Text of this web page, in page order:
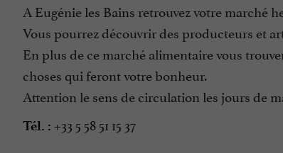
A Eugénie les Bains retrouvez votre marché
Vous pourrez découvrir des producteurs et
En plus de ce marché alimentaire vous
choses qui feront votre bonheur.
Attention le sens de circulation les jours de
Tél. : +33 5 58 51 15 37